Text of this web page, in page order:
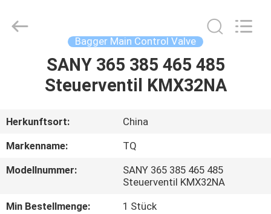
STARTSEITE
VIDEOS
VR
SHOW
Machinery
Bagger Main Control Valve
SANY 365 385 465 485
Steuerventil KMX32NA
Herkunftsort:
China
Markenname:
TQ
Modellnummer:
SANY 365 385 465 485
Steuerventil KMX32NA
Min Bestellmenge:
1 Stück